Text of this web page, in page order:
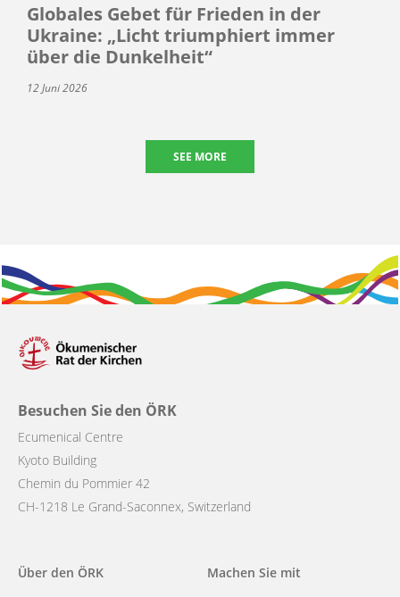
Globales Gebet für Frieden in der
Ukraine: „Licht triumphiert immer
über die Dunkelheit“
12 Juni 2026
SEE MORE
Besuchen Sie den ÖRK
Ecumenical Centre
Kyoto Building
Chemin du Pommier 42
CH-1218 Le Grand-Saconnex, Switzerland
Main
Über den ÖRK
Machen Sie mit